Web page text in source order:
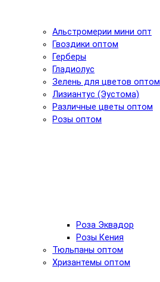
Альстромерии мини опт
Гвоздики оптом
Герберы
Гладиолус
Зелень для цветов оптом
Лизиантус (Эустома)
Различные цветы оптом
Розы оптом
Роза Эквадор
Розы Кения
Тюльпаны оптом
Хризантемы оптом